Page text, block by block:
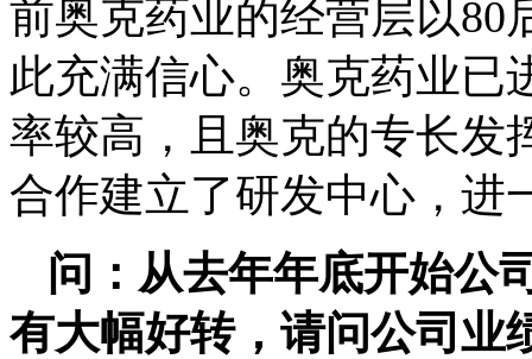
前奥克药业的经营层以80
此充满信心。奥克药业已
率较高，且奥克的专长发
合作建立了研发中心，进
问：从去年年底开始公
有大幅好转，请问公司业